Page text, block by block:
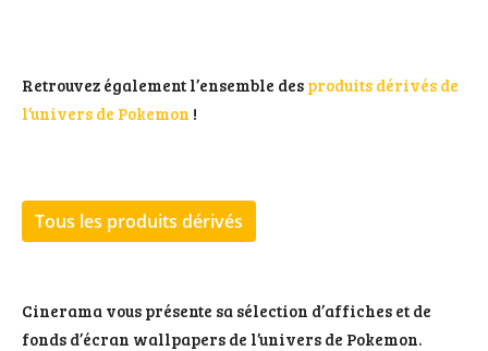
Retrouvez également l’ensemble des produits dérivés de
l’univers de Pokemon !
Tous les produits dérivés
Cinerama vous présente sa sélection d’affiches et de
fonds d’écran wallpapers de l’univers de Pokemon.